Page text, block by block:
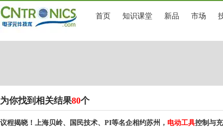
首页 知识课堂 新品 市场
为你找到相关结果80个
议程揭晓！上海贝岭、国民技术、PI等名企相约苏州， 电动工具控制与